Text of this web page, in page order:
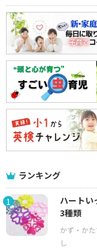
ランキング
1
ハート
3種類